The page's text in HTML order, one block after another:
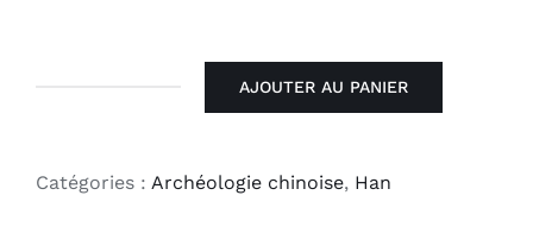
AJOUTER AU PANIER
Catégories : Archéologie chinoise, Han